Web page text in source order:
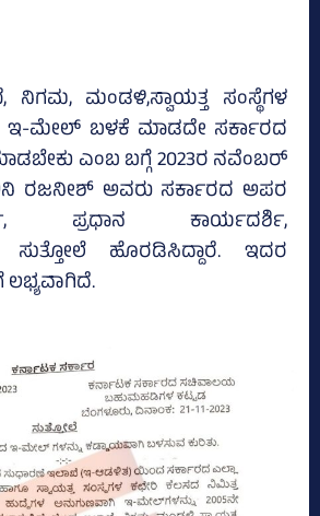
ನಿಗಮ, ಮಂಡಳಿ,ಸ್ವಾಯತ್ತ ಸಂಸ್ಥೆಗಳ
ಇ-ಮೇಲ್‌ ಬಳಕೆ ಮಾಡದೇ ಸರ್ಕಾರದ
ಎಂಬ ಬಗ್ಗೆ 2023ರ ನವೆಂಬರ್‌
ರಜನೀಶ್‌ ಅವರು ಸರ್ಕಾರದ ಅಪರ
ಪ್ರಧಾನ ಕಾರ್ಯದರ್ಶಿ,
ಸುತ್ತೋಲೆ ಹೊರಡಿಸಿದ್ದಾರೆ. ಇದರ
ಲಭ್ಯವಾಗಿದೆ.